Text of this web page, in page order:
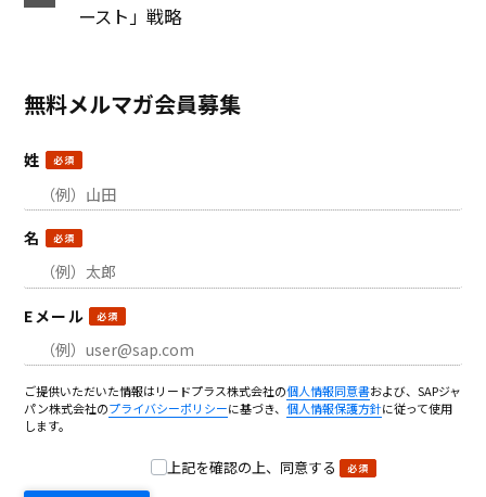
ースト」戦略
無料メルマガ会員募集
姓
名
Eメール
ご提供いただいた情報はリードプラス株式会社の個人情報同意書および、SAPジャ
パン株式会社のプライバシーポリシーに基づき、個人情報保護方針に従って使用
します。
上記を確認の上、同意する